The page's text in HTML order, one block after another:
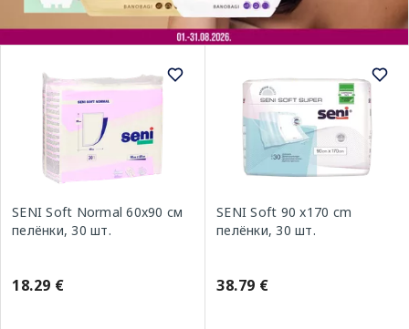
SENI Soft Normal 60x90 см
пелёнки, 30 шт.
18.29 €
SENI Soft 90 x170 cm
пелёнки, 30 шт.
38.79 €